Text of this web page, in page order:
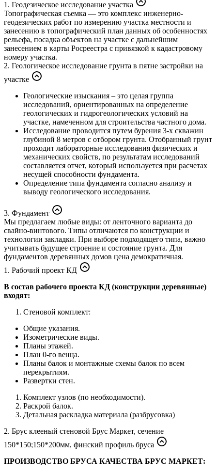
1. Геодезическое исследование участка
Топографическая съемка — это комплекс инженерно-
геодезических работ по измерению участка местности и
занесению в топографический план данных об особенностях
рельефа, посадка объектов на участке с дальнейшим
занесением в карты Росреестра с привязкой к кадастровому
номеру участка.
2. Геологическое исследование грунта в пятне застройки на
участке
Геологические изыскания – это целая группа
исследований, ориентированных на определение
геологических и гидрогеологических условий на
участке, намеченном для строительства частного дома.
Исследование проводится путем бурения 3-х скважин
глубиной 8 метров с отбором грунта. Отобранный грунт
проходит лабораторные исследования физических и
механических свойств, по результатам исследований
составляется отчет, который используется при расчетах
несущей способности фундамента.
Определение типа фундамента согласно анализу и
выводу геологического исследования.
3. Фундамент
Мы предлагаем любые виды: от ленточного варианта до
свайно-винтового. Типы отличаются по конструкции и
технологии закладки. При выборе подходящего типа, важно
учитывать будущее строение и состояние грунта. Для
фундаментов деревянных домов цена демократичная.
1. Рабочий проект КД
В состав рабочего проекта КД (конструкции деревянные)
входят:
Стеновой комплект:
Общие указания.
Изометрические виды.
Планы этажей.
План 0-го венца.
Планы балок и монтажные схемы балок по всем
перекрытиям.
Развертки стен.
Комплект узлов (по необходимости).
Раскрой балок.
Детальная раскладка материала (разбрусовка)
2. Брус клееный стеновой Брус Маркет, сечение
150*150;150*200мм, финский профиль бруса
ПРОИЗВОДСТВО БРУСА КАЧЕСТВА БРУС МАРКЕТ: